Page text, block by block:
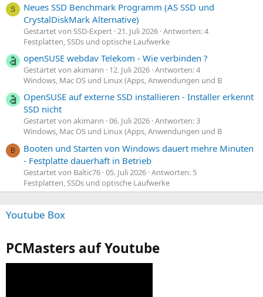
S
Neues SSD Benchmark Programm (AS SSD und
CrystalDiskMark Alternative)
Gestartet von SSD-Expert 21. Juli 2026 Antworten: 4
Festplatten, SSDs und optische Laufwerke
openSUSE webdav Telekom - Wie verbinden ?
Gestartet von akimann 12. Juli 2026 Antworten: 4
Windows, Mac OS und Linux (Apps, Anwendungen und B
OpenSUSE auf externe SSD installieren - Installer erkennt
SSD nicht
Gestartet von akimann 06. Juli 2026 Antworten: 3
Windows, Mac OS und Linux (Apps, Anwendungen und B
B
Booten und Starten von Windows dauert mehre Minuten
- Festplatte dauerhaft in Betrieb
Gestartet von Baltic76 05. Juli 2026 Antworten: 5
Festplatten, SSDs und optische Laufwerke
Youtube Box
PCMasters auf Youtube